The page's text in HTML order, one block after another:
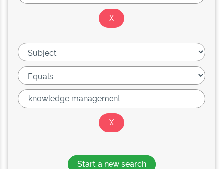
Start a new search